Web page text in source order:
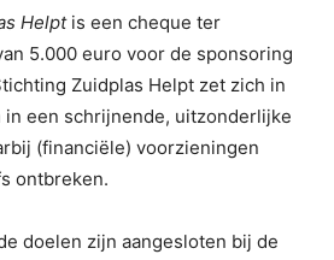
Helptis een cheque ter
5.000 euro voor de sponsoring
Zuidplas Helpt zet zich in
een schrijnende, uitzonderlijke
(financiële) voorzieningen
ontbreken.
doelen zijn aangesloten bij de